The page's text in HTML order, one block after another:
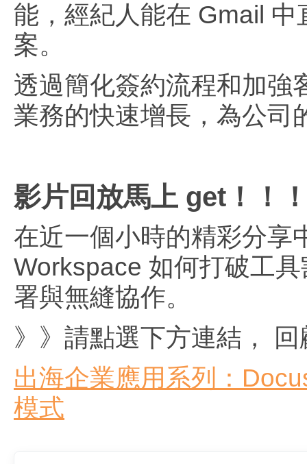
能，經紀人能在 Gmail
案。
透過簡化簽約流程和加強
業務的快速增長，為公司
影片回放馬上 get！！
在近一個小時的精彩分享
Workspace 如何打破工
署與無縫協作。
》》請點選下方連結，
出海企業應用系列：
模式